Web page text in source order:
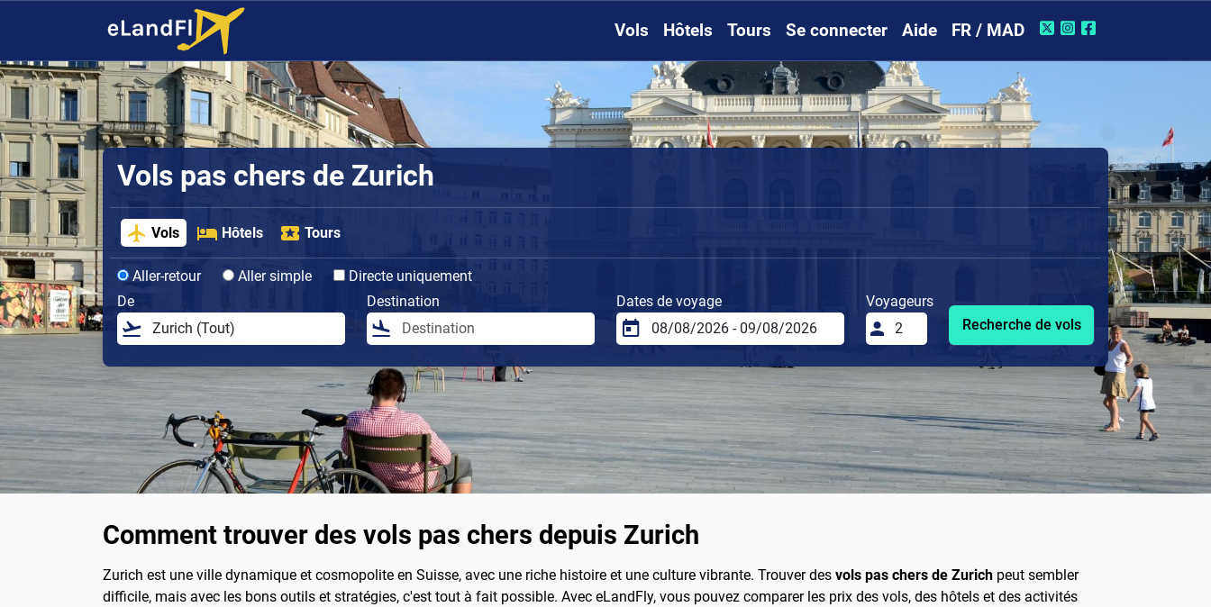
Vols Hôtels Tours Se connecter Aide FR / MAD
Vols pas chers de Zurich
Vols Hôtels Tours
Aller-retour Aller simple
Directe uniquement
De
Destination Dates de voyage
Voyageurs
Recherche de vols
Comment trouver des vols pas chers depuis Zurich
Zurich est une ville dynamique et cosmopolite en Suisse, avec une riche histoire et une culture vibrante. Trouver des vols pas chers de Zurich peut sembler
difficile, mais avec les bons outils et stratégies, c'est tout à fait possible. Avec eLandFly, vous pouvez comparer les prix des vols, des hôtels et des activités